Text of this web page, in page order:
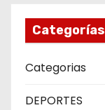
Categorías
Categorias
DEPORTES